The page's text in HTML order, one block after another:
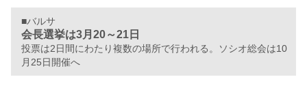
■バルサ
会長選挙は3月20～21日
投票は2日間にわたり複数の場所で行われる。ソシオ総会は10
月25日開催へ